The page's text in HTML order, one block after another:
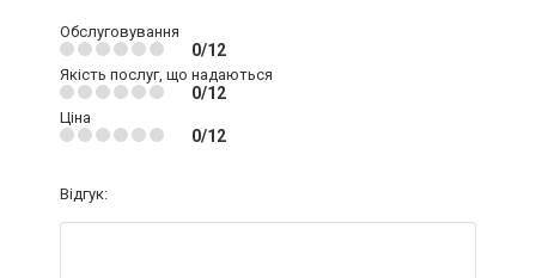
Обслуговування
0/12
Якість послуг, що надаються
0/12
Ціна
0/12
Відгук: